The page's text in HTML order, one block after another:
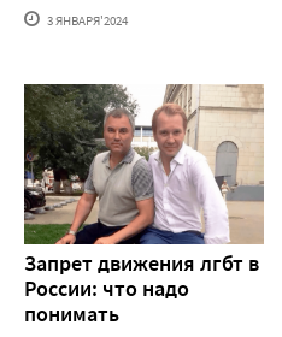
3 ЯНВАРЯ'2024
Запрет движения лгбт в
России: что надо
понимать